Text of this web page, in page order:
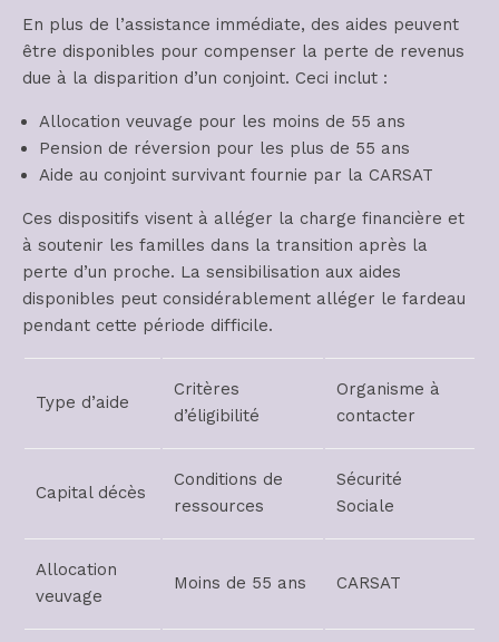
En plus de l’assistance immédiate, des aides peuvent
être disponibles pour compenser la perte de revenus
due à la disparition d’un conjoint. Ceci inclut :
Allocation veuvage pour les moins de 55 ans
Pension de réversion pour les plus de 55 ans
Aide au conjoint survivant fournie par la CARSAT
Ces dispositifs visent à alléger la charge financière et
à soutenir les familles dans la transition après la
perte d’un proche. La sensibilisation aux aides
disponibles peut considérablement alléger le fardeau
pendant cette période difficile.
Type d’aide
Critères
d’éligibilité
Organisme à
contacter
Capital décès
Conditions de
ressources
Sécurité
Sociale
Allocation
veuvage
Moins de 55 ans CARSAT